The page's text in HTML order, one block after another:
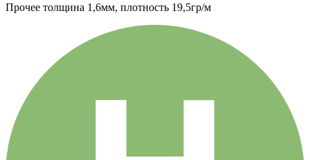
Прочее толщина 1,6мм, плотность 19,5гр/м